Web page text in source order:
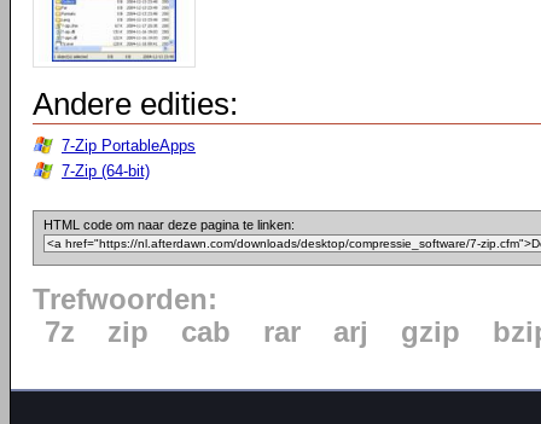
Andere edities:
7-Zip PortableApps
7-Zip (64-bit)
HTML code om naar deze pagina te linken:
Trefwoorden:
7z
zip cab rar arj gzip